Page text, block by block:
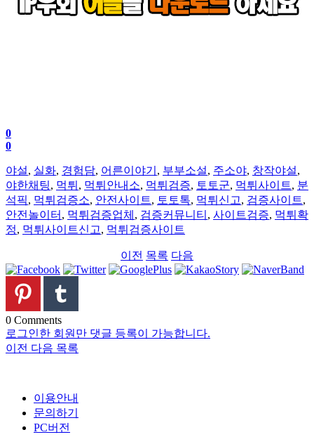
0
0
야설, 실화, 경험담, 어른이야기 , 부부소설, 주소야, 창작야설,
야한채팅, 먹튀 , 먹튀안내소, 먹튀검증, 토토군, 먹튀사이트, 분
석픽, 먹튀검증소, 안전사이트, 토토톡, 먹튀신고, 검증사이트,
안전놀이터 , 먹튀검증업체 , 검증커뮤니티 , 사이트검증, 먹튀확
정, 먹튀사이트신고, 먹튀검증사이트
이전 목록 다음
0 Comments
로그인한 회원만 댓글 등록이 가능합니다.
이전 다음 목록
이용안내
문의하기
PC버전